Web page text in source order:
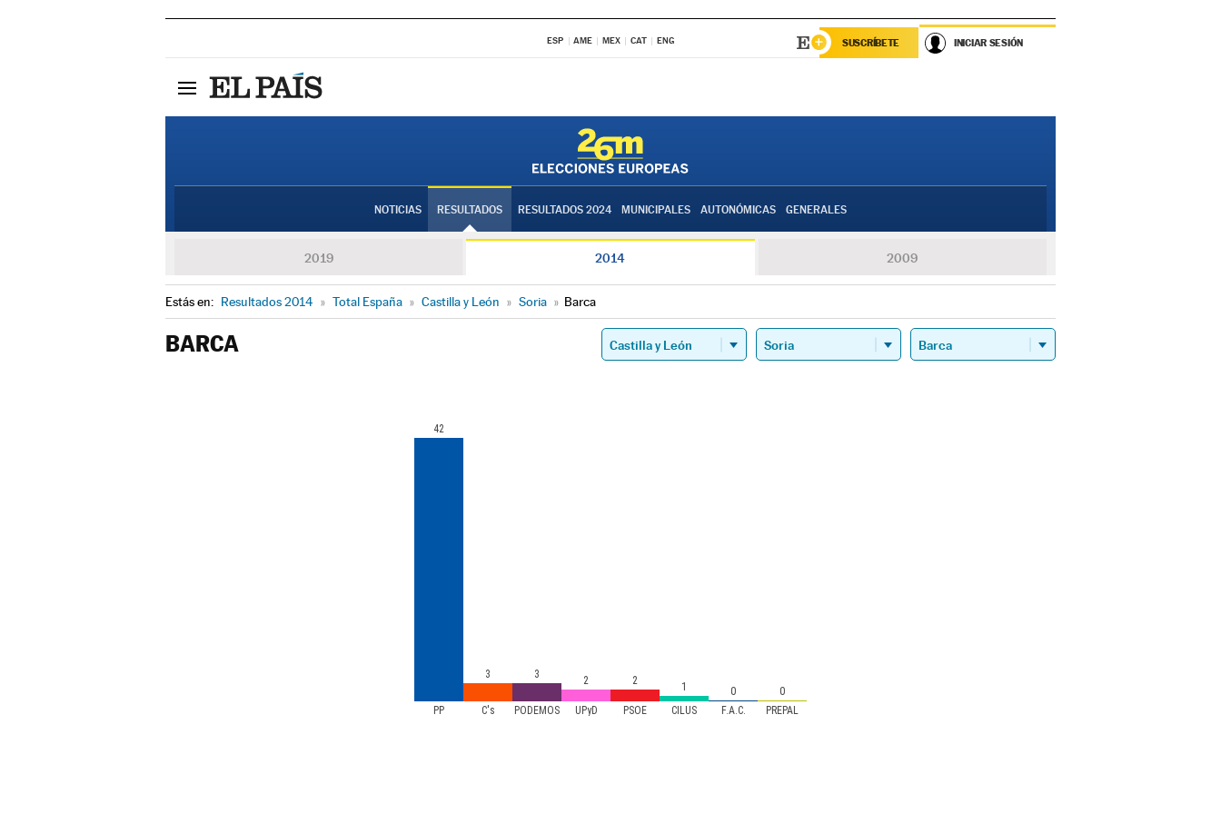
ESP AME MEX CAT ENG SUSCRÍBETE INICIAR SESIÓN
NOTICIAS RESULTADOS RESULTADOS 2024 MUNICIPALES AUTONÓMICAS GENERALES
2019 2014 2009
Estás en: Resultados 2014 » Total España » Castilla y León » Soria » Barca
BARCA
PP C's PODEMOS UPyD PSOE CILUS F.A.C. PREPAL
42
3 3 2 2 1 0 0